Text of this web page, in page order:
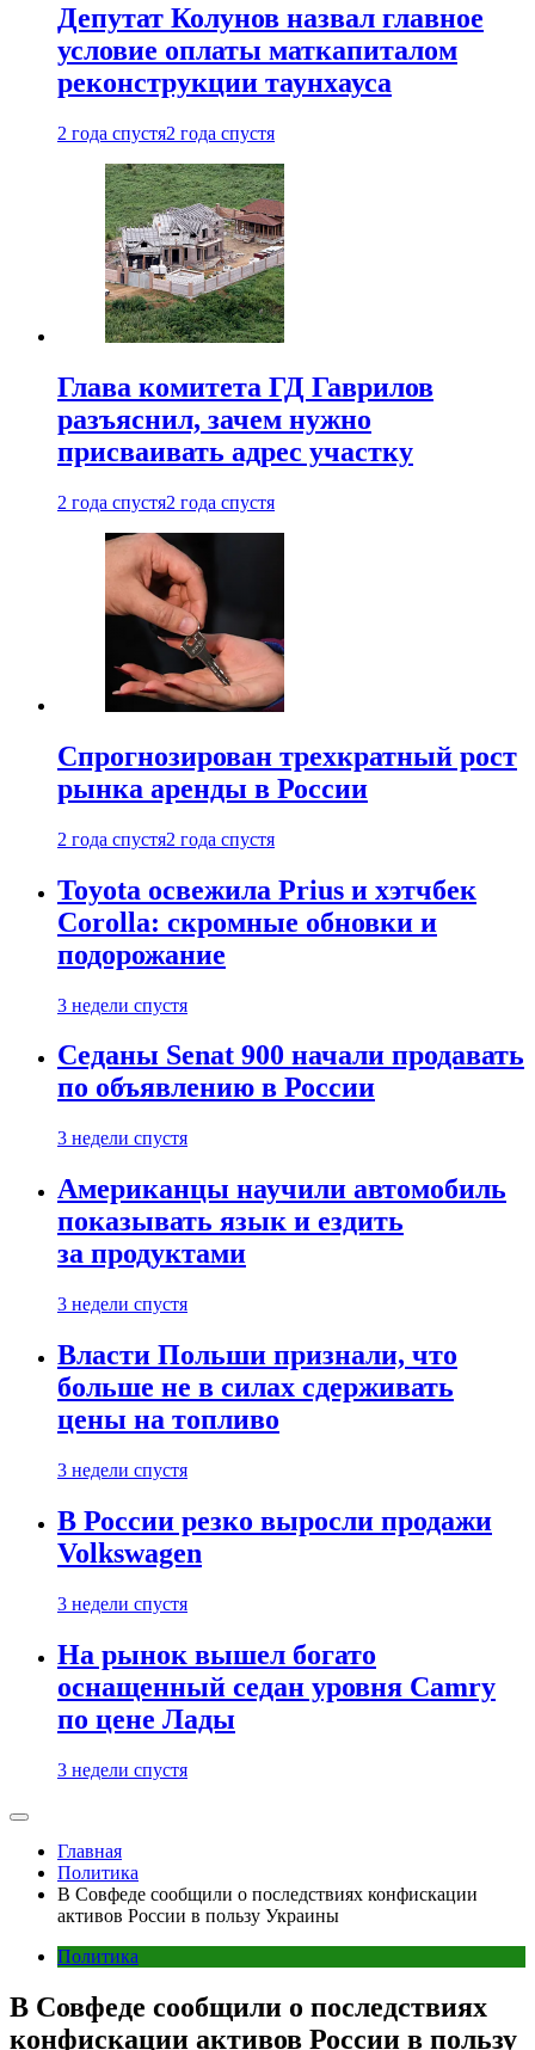
Депутат Колунов назвал главное
условие оплаты маткапиталом
реконструкции таунхауса
2 года спустя2 года спустя
Глава комитета ГД Гаврилов
разъяснил, зачем нужно
присваивать адрес участку
2 года спустя2 года спустя
Спрогнозирован трехкратный рост
рынка аренды в России
2 года спустя2 года спустя
Toyota освежила Prius и хэтчбек
Corolla: скромные обновки и
подорожание
3 недели спустя
Седаны Senat 900 начали продавать
по объявлению в России
3 недели спустя
Американцы научили автомобиль
показывать язык и ездить
за продуктами
3 недели спустя
Власти Польши признали, что
больше не в силах сдерживать
цены на топливо
3 недели спустя
В России резко выросли продажи
Volkswagen
3 недели спустя
На рынок вышел богато
оснащенный седан уровня Camry
по цене Лады
3 недели спустя
Главная
Политика
В Совфеде сообщили о последствиях конфискации
активов России в пользу Украины
Политика
В Совфеде сообщили о последствиях
конфискации активов России в пользу